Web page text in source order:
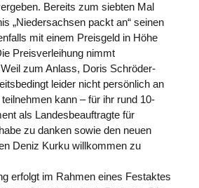
Bereits zum siebten Mal
„Niedersachsen packt an“ seinen
mit einem Preisgeld in Höhe
Preisverleihung nimmt
zum Anlass, Doris Schröder-
leider nicht persönlich an
kann – für ihr rund 10-
als Landesbeauftragte für
zu danken sowie den neuen
Deniz Kurku willkommen zu
erfolgt im Rahmen eines Festaktes